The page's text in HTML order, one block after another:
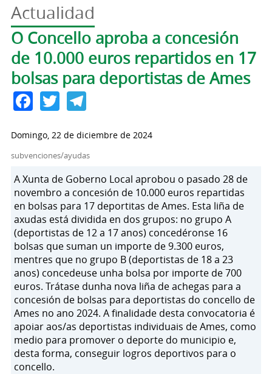
Actualidad
Solapas principales
O Concello aproba a concesión
de 10.000 euros repartidos en 17
bolsas para deportistas de Ames
Facebook
TwitterTelegram
Domingo, 22 de diciembre de 2024
subvenciones/ayudas
A Xunta de Goberno Local aprobou o pasado 28 de
novembro a concesión de 10.000 euros repartidas
en bolsas para 17 deportitas de Ames. Esta liña de
axudas está dividida en dos grupos: no grupo A
(deportistas de 12 a 17 anos) concedéronse 16
bolsas que suman un importe de 9.300 euros,
mentres que no grupo B (deportistas de 18 a 23
anos) concedeuse unha bolsa por importe de 700
euros. Trátase dunha nova liña de achegas para a
concesión de bolsas para deportistas do concello de
Ames no ano 2024. A finalidade desta convocatoria é
apoiar aos/as deportistas individuais de Ames, como
medio para promover o deporte do municipio e,
desta forma, conseguir logros deportivos para o
concello.